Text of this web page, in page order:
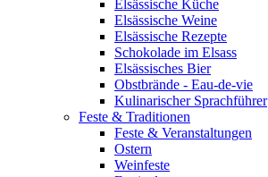
Elsässische Küche
Elsässische Weine
Elsässische Rezepte
Schokolade im Elsass
Elsässisches Bier
Obstbrände - Eau-de-vie
Kulinarischer Sprachführer
Feste & Traditionen
Feste & Veranstaltungen
Ostern
Weinfeste